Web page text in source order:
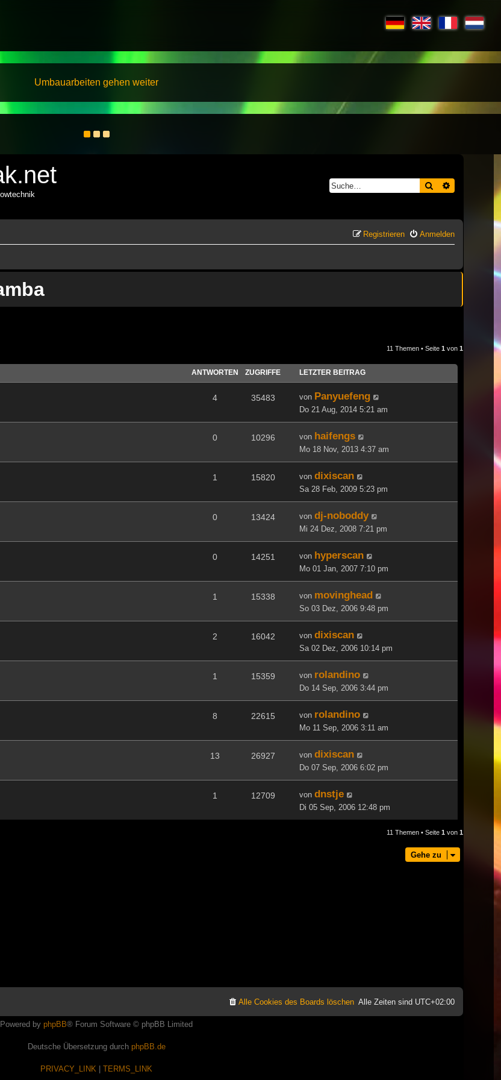
Umbauarbeiten gehen weiter
Suche Erweiterte
Anmelden
Registrieren
11 Themen • Seite 1 von 1
ANTWORTEN ZUGRIFFE LETZTER BEITRAG
4 35483 von Panyuefeng
Do 21 Aug, 2014 5:21 am
0 10296 von haifengs
Mo 18 Nov, 2013 4:37 am
1 15820 von dixiscan
Sa 28 Feb, 2009 5:23 pm
0 13424 von dj-noboddy
Mi 24 Dez, 2008 7:21 pm
0 14251 von hyperscan
Mo 01 Jan, 2007 7:10 pm
1 15338 von movinghead
So 03 Dez, 2006 9:48 pm
2 16042 von dixiscan
Sa 02 Dez, 2006 10:14 pm
1 15359 von rolandino
Do 14 Sep, 2006 3:44 pm
8 22615 von rolandino
Mo 11 Sep, 2006 3:11 am
13 26927 von dixiscan
Do 07 Sep, 2006 6:02 pm
1 12709 von dnstje
Di 05 Sep, 2006 12:48 pm
11 Themen • Seite 1 von 1
Gehe zu
Alle Zeiten sind UTC+02:00
Alle Cookies des Boards löschen
Powered by phpBB® Forum Software © phpBB Limited
Deutsche Übersetzung durch phpBB.de
PRIVACY_LINK TERMS_LINK